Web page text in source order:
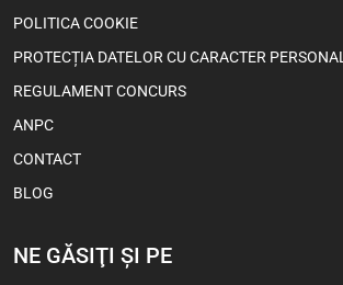
POLITICA COOKIE
PROTECȚIA DATELOR CU CARACTER PERSONAL
REGULAMENT CONCURS
ANPC
CONTACT
BLOG
NE GĂSIŢI ŞI PE